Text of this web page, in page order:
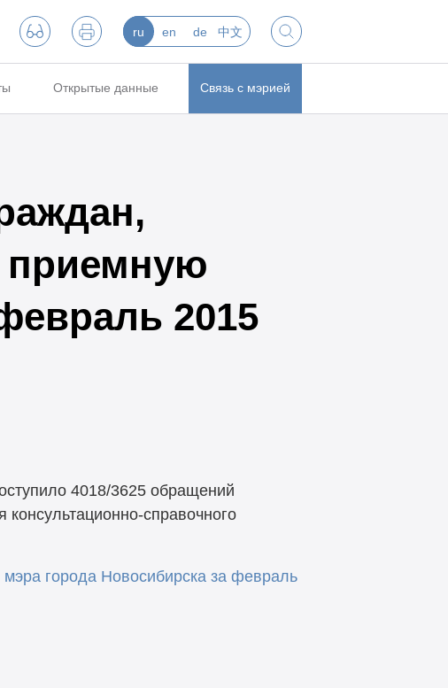
ru en de 中文
Открытые данные Связь с мэрией
приемную
2015
4018/3625 обращений
справочного
города Новосибирска за февраль